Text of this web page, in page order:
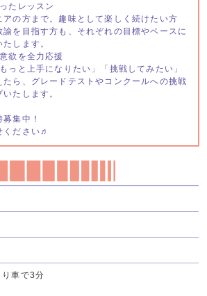
たレッスン
の方まで。趣味として楽しく続けたい方
諭を目指す方も、それぞれの目標やペースに
します。
欲を全力応援
っと上手になりたい」「挑戦してみたい」
たら、グレードテストやコンクールへの挑戦
たします。
集中！
ください♬
車で3分